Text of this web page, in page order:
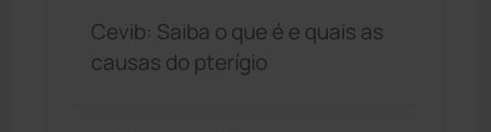
Cevib: Saiba o que é e quais as
causas do pterígio